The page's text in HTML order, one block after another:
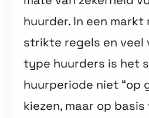
huurder. In een
strikte regels en veel
type huurders is het
huurperiode niet “op
kiezen, maar op